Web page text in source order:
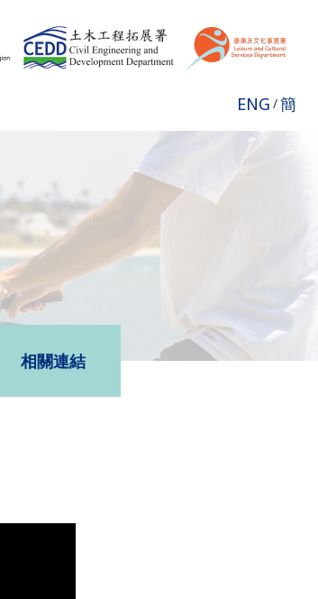
ENG /簡
相關連結